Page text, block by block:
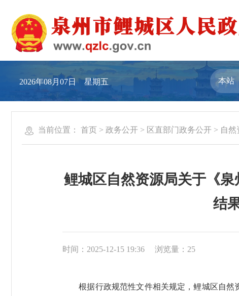
2026年08月07日 星期五
当前位置： 首页 > 政务公开 > 区直部门政务公开 > 自然
鲤城区自然资源局关于《
结
时间：2025-12-15 19:36 浏览量： 25
根据行政规范性文件相关规定，鲤城区自然